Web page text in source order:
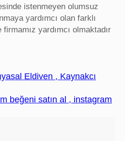
istenmeyen olumsuz
yardımcı olan farklı
yardımcı olmaktadır
Eldiven , Kaynakcı
beğeni satın al , instagram